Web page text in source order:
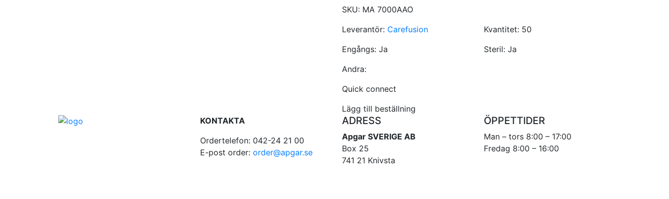
SKU: MA 7000AAO
Leverantör: Carefusion Kvantitet: 50
Engångs: Ja Steril: Ja
Andra:
Quick connect
Lägg till beställning
KONTAKTA
Ordertelefon: 042-24 21 00
E-post order: order@apgar.se
ADRESS
Apgar SVERIGE AB
Box 25
741 21 Knivsta
ÖPPETTIDER
Man – tors 8:00 – 17:00
Fredag 8:00 – 16:00